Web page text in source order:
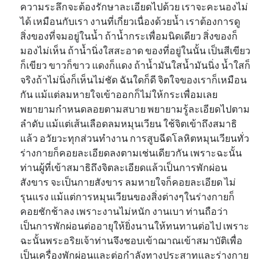
ความระลึกจะต้องรักษาละเอียดไปด้วย เราจะคะนองไม่
ได้ เหมือนกับเรา งานที่เกี่ยวเนื่องด้วยน้ำ เราต้องการดู
สิ่งของที่จมอยู่ในน้ำ ถ้าน้ำกระเพื่อมนิดเดียว สิ่งของก็
มองไม่เห็น ถ้าน้ำนิ่งใสสะอาด ของที่อยู่ในนั้น เป็นสีเขียว
ก็เขียว ขาวก็ขาว แดงก็แดง ถ้าน้ำมันใสน้ำมันนิ่ง น้ำใสก็
จริงถ้าไม่นิ่งก็เห็นไม่ชัด ฉันใดก็ดี จิตใจของเราก็เหมือน
กัน แม้แต่ลมหายใจเข้าออกก็ไม่ให้กระเพื่อมเลย
พยายามกำหนดลอยตามสบาย พยายามรู้ละเอียดไปตาม
ลำดับ แม้แต่เส้นเลือดลมหมุนเวียน ใช้จิตเข้าถึงสมาธิ
แล้ว อวัยวะทุกส่วนทำงาน การสูบฉีดโลหิตหมุนเวียนทั่ว
ร่างกายก็คอยละเอียดลงตามเช่นเดียวกัน เพราะฉะนั้น
ท่านผู้ที่เข้าสมาธิถึงจิตละเอียดแล้วเป็นการพักผ่อน
สังขาร จะเป็นกายสังขาร ลมหายใจก็คอยละเอียด ไม่
รุนแรง แม้แต่การหมุนเวียนของสิ่งต่างๆในร่างกายก็
คอยชักช้าลง เพราะงานไม่หนัก งานเบา ท่านถือว่า
เป็นการพักผ่อนต่ออายุให้ยิ่งนานให้ทนทานต่อไป เพราะ
ฉะนั้นพระอริยเจ้าท่านจึงชอบเข้าฌาณเข้าสมาบัติเพื่อ
เป็นเครื่องพักผ่อนและต่อกำลังทางประสาทและร่างกาย